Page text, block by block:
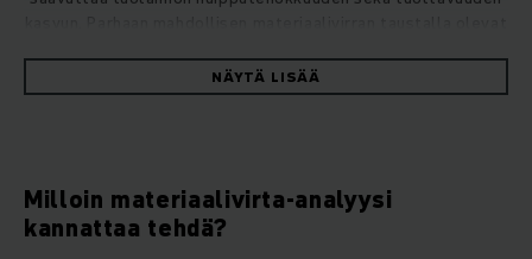
kasvaa, tuotevalikoima muuttua ja näin ollen myös
asiakkaiden vaatimukset kasvavat. Tällöin myös yrityksesi
konsultointipalvelua materiaalivirta-analyysin muodossa,
minkä avulla saat tarkan kokonaiskuvan optimoidaksesi
NÄYTÄ LISÄÄ
Milloin materiaalivirta-analyysi
kannattaa tehdä?